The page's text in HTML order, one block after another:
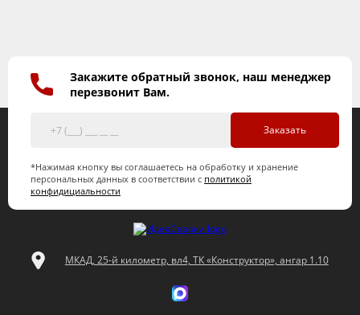
Закажите обратный звонок, наш менеджер
перезвонит Вам.
Заказать
*Нажимая кнопку вы соглашаетесь на обработку и хранение
персональных данных в соответствии с политикой
конфидициальности
МКАД, 25-й километр, вл4, ТК «Конструктор», ангар 1.10